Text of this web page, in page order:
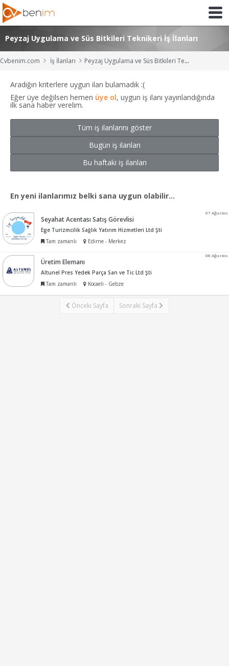
Peyzaj Uygulama ve Süs Bitkileri Teknikeri İş İlanları
Cvbenim.com İş İlanları Peyzaj Uygulama ve Süs Bitkileri Teknikeri İş İlanları
Aradığın kriterlere uygun ilan bulamadık :(
Eğer üye değilsen hemen üye ol, uygun iş ilanı yayınlandığında
ilk sana haber verelim.
Tüm iş ilanlarını göster
Bugün iş ilanları
Bu haftaki iş ilanları
En yeni ilanlarımız belki sana uygun olabilir...
07 Ağustos
Seyahat Acentası Satış Görevlisi
Ege Turizmcilik Sağlık Yatırım Hizmetleri Ltd Şti
Tam zamanlı
Edirne - Merkez
08 Ağustos
Üretim Elemanı
Altunel Pres Yedek Parça San ve Tic Ltd Şti
Tam zamanlı
Kocaeli - Gebze
Önceki Sayfa Sonraki Sayfa